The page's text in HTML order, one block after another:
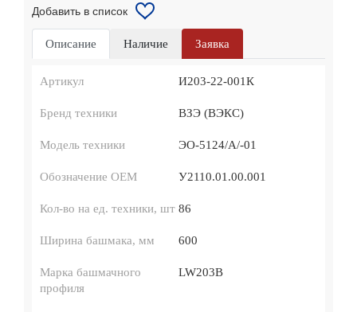
Добавить в список
Описание Наличие Заявка
Артикул И203-22-001К
Бренд техники ВЗЭ (ВЭКС)
Модель техники ЭО-5124/А/-01
Обозначение ОЕМ У2110.01.00.001
Кол-во на ед. техники, шт 86
Ширина башмака, мм 600
Марка башмачного
профиля
LW203B